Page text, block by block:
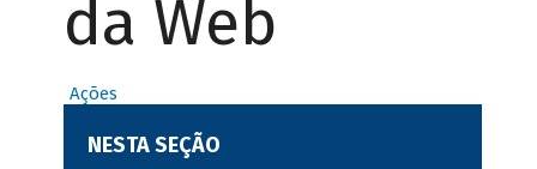
da Web
Ações
NESTA SEÇÃO